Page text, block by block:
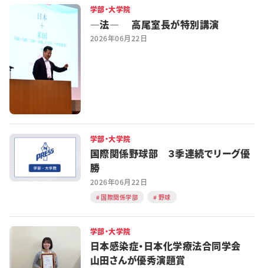
学部・大学院
―法― 高尾室長が特別講演
2026年06月22日
学部・大学院
国際関係野球部 ３季連続でリーグ優
勝
2026年06月22日
国際関係学部 野球
学部・大学院
日本感染症・日本化学療法合同学会
山田さんが優秀演題賞